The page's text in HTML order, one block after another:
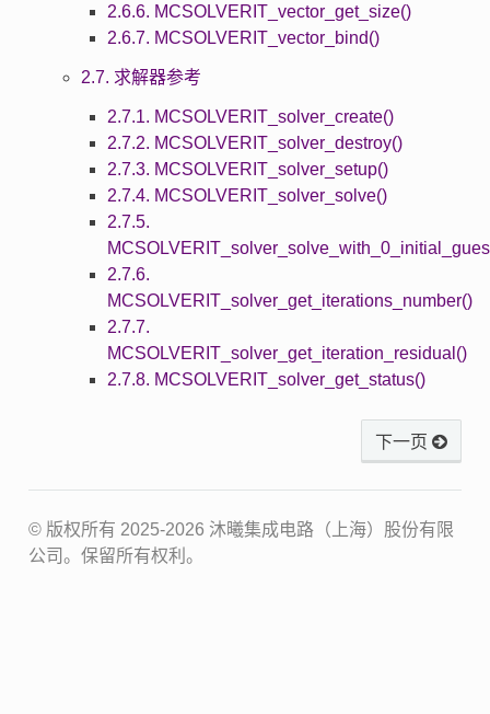
2.6.6. MCSOLVERIT_vector_get_size()
2.6.7. MCSOLVERIT_vector_bind()
2.7. 求解器参考
2.7.1. MCSOLVERIT_solver_create()
2.7.2. MCSOLVERIT_solver_destroy()
2.7.3. MCSOLVERIT_solver_setup()
2.7.4. MCSOLVERIT_solver_solve()
2.7.5.
2.7.6.
MCSOLVERIT_solver_get_iterations_number()
2.7.7.
MCSOLVERIT_solver_get_iteration_residual()
2.7.8. MCSOLVERIT_solver_get_status()
下一页
© 版权所有 2025-2026 沐曦集成电路（上海）股份有限
公司。保留所有权利。